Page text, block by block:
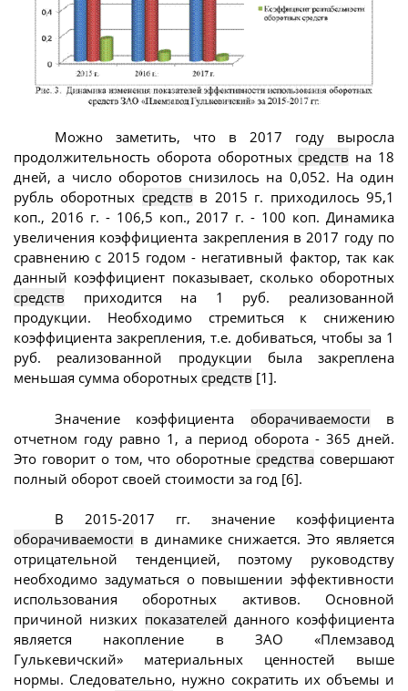
Можно заметить, что в 2017 году выросла
продолжительность оборота оборотных средств на 18
дней, а число оборотов снизилось на 0,052. На один
рубль оборотных средств в 2015 г. приходилось 95,1
коп., 2016 г. - 106,5 коп., 2017 г. - 100 коп. Динамика
увеличения коэффициента закрепления в 2017 году по
сравнению с 2015 годом - негативный фактор, так как
данный коэффициент показывает, сколько оборотных
средств приходится на 1 руб. реализованной
продукции. Необходимо стремиться к снижению
коэффициента закрепления, т.е. добиваться, чтобы за 1
руб. реализованной продукции была закреплена
меньшая сумма оборотных средств [1].
Значение коэффициента оборачиваемости в
отчетном году равно 1, а период оборота - 365 дней.
Это говорит о том, что оборотные средства совершают
полный оборот своей стоимости за год [6].
В 2015-2017 гг. значение коэффициента
оборачиваемости в динамике снижается. Это является
отрицательной тенденцией, поэтому руководству
необходимо задуматься о повышении эффективности
использования оборотных активов. Основной
причиной низких показателей данного коэффициента
является накопление в ЗАО «Племзавод
Гулькевичский» материальных ценностей выше
нормы. Следовательно, нужно сократить их объемы и